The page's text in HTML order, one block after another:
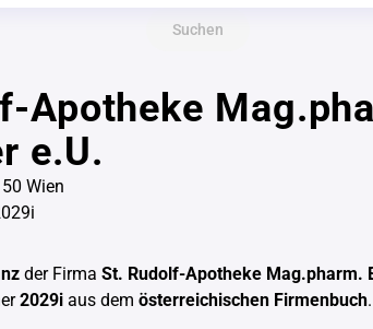
Suchen
Apotheke
e.U.
Wien
der Firma St. Rudolf-Apotheke Mag.pharm.
2029i aus dem österreichischen Firmenbuch.